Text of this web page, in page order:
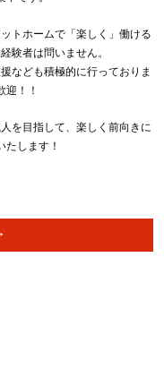
トホームで「楽しく」働ける
験者は問いません。
なども積極的に行っておりま
迎！！
を目指して、楽しく前向きに
たします！